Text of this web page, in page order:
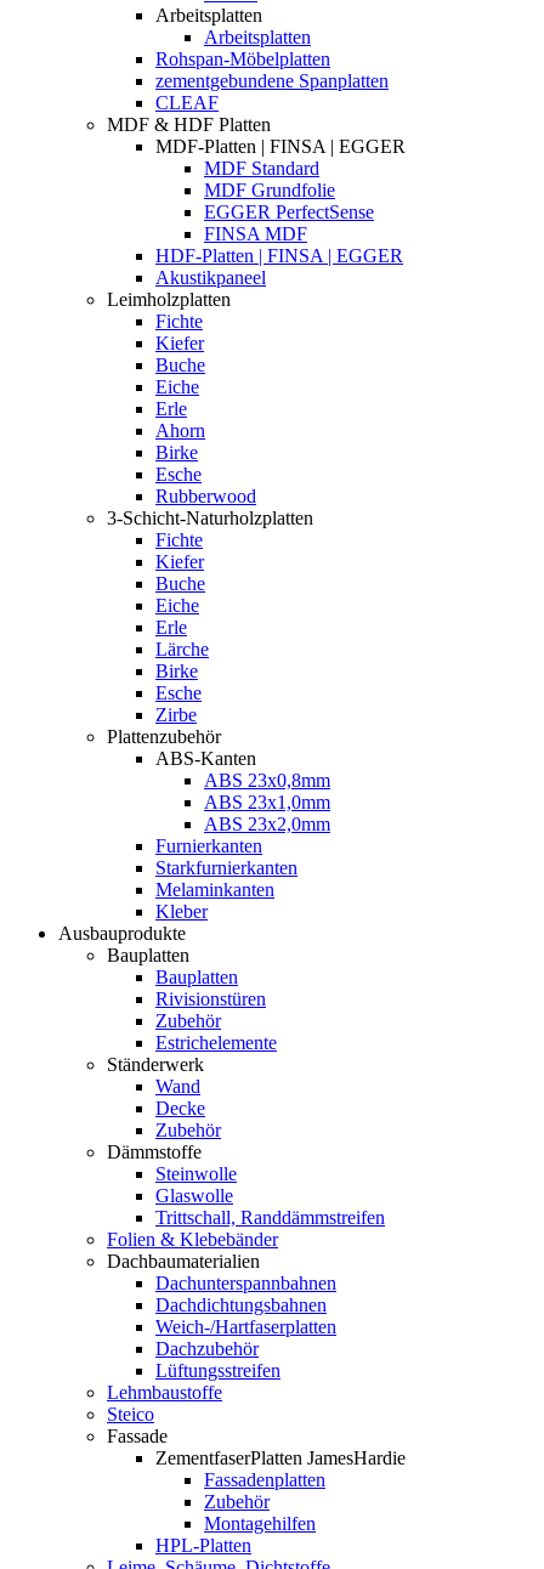
Arbeitsplatten
Arbeitsplatten
Rohspan-Möbelplatten
zementgebundene Spanplatten
CLEAF
MDF & HDF Platten
MDF-Platten | FINSA | EGGER
MDF Standard
MDF Grundfolie
EGGER PerfectSense
FINSA MDF
HDF-Platten | FINSA | EGGER
Akustikpaneel
Leimholzplatten
Fichte
Kiefer
Buche
Eiche
Erle
Ahorn
Birke
Esche
Rubberwood
3-Schicht-Naturholzplatten
Fichte
Kiefer
Buche
Eiche
Erle
Lärche
Birke
Esche
Zirbe
Plattenzubehör
ABS-Kanten
ABS 23x0,8mm
ABS 23x1,0mm
ABS 23x2,0mm
Furnierkanten
Starkfurnierkanten
Melaminkanten
Kleber
Ausbauprodukte
Bauplatten
Bauplatten
Rivisionstüren
Zubehör
Estrichelemente
Ständerwerk
Wand
Decke
Zubehör
Dämmstoffe
Steinwolle
Glaswolle
Trittschall, Randdämmstreifen
Folien & Klebebänder
Dachbaumaterialien
Dachunterspannbahnen
Dachdichtungsbahnen
Weich-/Hartfaserplatten
Dachzubehör
Lüftungsstreifen
Lehmbaustoffe
Steico
Fassade
ZementfaserPlatten JamesHardie
Fassadenplatten
Zubehör
Montagehilfen
HPL-Platten